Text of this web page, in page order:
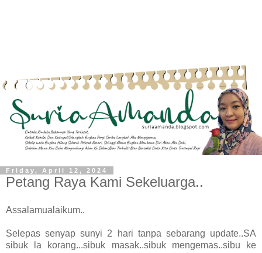
Friday, April 12, 2024
Petang Raya Kami Sekeluarga..
Assalamualaikum..
Selepas senyap sunyi 2 hari tanpa sebarang update..SA
sibuk la korang...sibuk masak..sibuk mengemas..sibu ke